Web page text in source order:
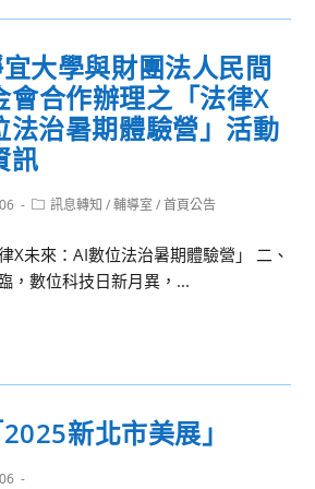
大學與財團法人民間
會合作辦理之「法律X
法治暑期體驗營」活動
訊
Post訊息轉知 / 輔導室 / 首頁公告
X未來：AI數位法治暑期體驗營」 二、
，數位科技日新月異，...
新北市美展」